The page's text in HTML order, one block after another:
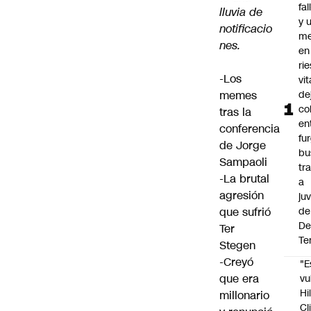
lluvia de
notificacio
nes.
-Los
memes
tras la
conferencia
de Jorge
Sampaoli
-La brutal
agresión
que sufrió
Ter
Stegen
-Creyó
que era
millonario
y
en
a
de